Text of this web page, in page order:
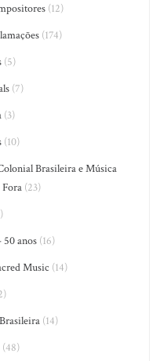
(12)
(174)
(5)
(7)
(3)
(10)
Brasileira e Música
Fora (23)
anos(16)
Music (14)
(14)
(48)